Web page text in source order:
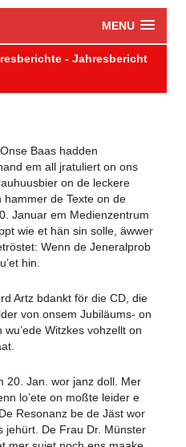
MENU
- Jahresbericht
Baas hadden
em all jratuliert on ons
on de leckere
hammer de Texte on de
Januar em Medienzentrum
wie et hän sin solle, äwwer
Wenn de Jeneralprob
hin.
Artz bdankt för die CD, die
von onsem Jubiläums- on
Witzkes vohzellt on
20. Jan. wor janz doll. Mer
lo’ete on moßte leider e
Resonanz be de Jäst wor
jehürt. De Frau Dr. Münster